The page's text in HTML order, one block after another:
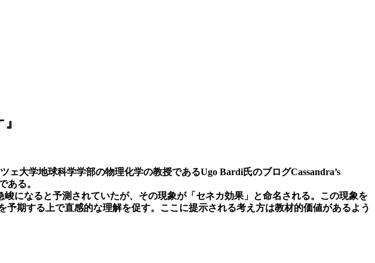
大学地球科学学部の物理化学の教授であるUgo Bardi氏のブログCassandra’s
ある。
になると予測されていたが、その現象が「セネカ効果」と命名される。この現象を
期する上で直感的な理解を促す。ここに提示される考え方は教材的価値があるよう